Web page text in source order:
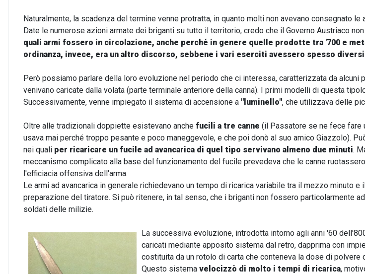
Naturalmente, la scadenza del termine venne protratta, in quanto molti non avevano consegnato le
Date le numerose azioni armate dei briganti su tutto il territorio, credo che il Governo Austriaco
quali armi fossero in circolazione, anche perché in genere quelle prodotte tra '700 e
ordinanza, invece, era un altro discorso, sebbene i vari eserciti avessero spesso
Però possiamo parlare della loro evoluzione nel periodo che ci interessa, caratterizzata da alcuni
venivano caricate dalla volata (parte terminale anteriore della canna). I primi modelli di questa
Successivamente, venne impiegato il sistema di accensione a "luminello", che utilizzava delle
Oltre alle tradizionali doppiette esistevano anche fucili a tre canne (il Passatore se ne fece fare
usava mai perché troppo pesante e poco maneggevole, e che poi donò al suo amico Giazzolo).
nei quali per ricaricare un fucile ad avancarica di quel tipo servivano almeno due minuti.
meccanismo complicato alla base del funzionamento del fucile prevedeva che le canne
l'efficiacia offensiva dell'arma.
Le armi ad avancarica in generale richiedevano un tempo di ricarica variabile tra il mezzo minuto e
preparazione del tiratore. Si può ritenere, in tal senso, che i briganti non fossero particolarmente
soldati delle milizie.
La successiva evoluzione, introdotta intorno agli anni '60
caricati mediante apposito sistema dal retro, dapprima con
costituita da un rotolo di carta che conteneva la dose di
Questo sistema velocizzò di molto i tempi di ricarica,